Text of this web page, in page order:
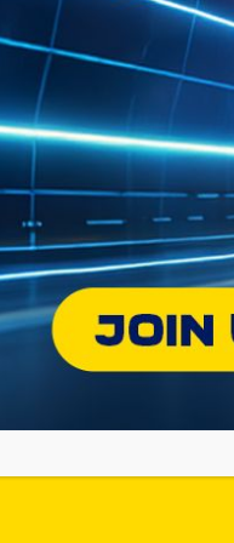
28 Gennaio 2026
R2 GEAR EP/GL-5